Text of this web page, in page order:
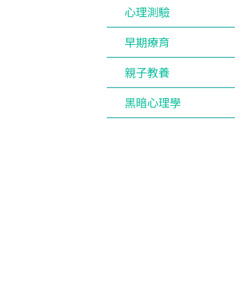
心理測驗
早期療育
親子教養
黑暗心理學